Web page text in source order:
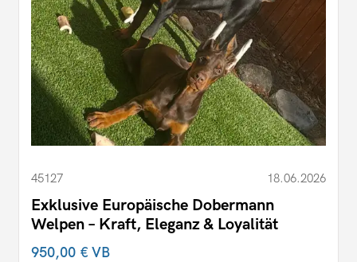
45127 18.06.2026
Exklusive Europäische Dobermann
Welpen – Kraft, Eleganz & Loyalität
950,00 €VB